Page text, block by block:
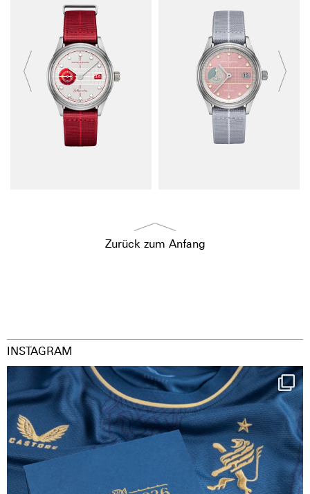
Zurück zum Anfang
INSTAGRAM
Happy Birthday FCZ
130 years filled ...
126
3